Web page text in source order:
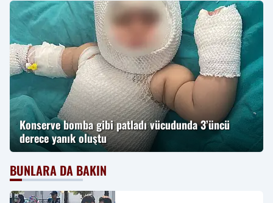
Konserve bomba gibi patladı vücudunda 3’üncü
derece yanık oluştu
BUNLARA DA BAKIN